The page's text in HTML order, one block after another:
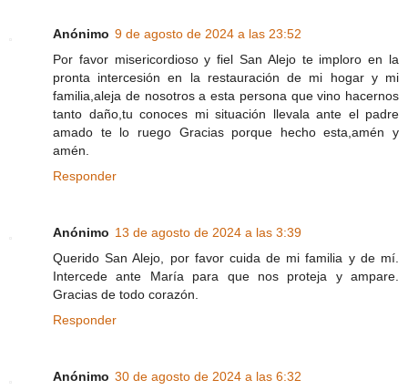
Anónimo 9 de agosto de 2024 a las 23:52
Por favor misericordioso y fiel San Alejo te imploro en la
pronta intercesión en la restauración de mi hogar y mi
familia,aleja de nosotros a esta persona que vino hacernos
tanto daño,tu conoces mi situación llevala ante el padre
amado te lo ruego Gracias porque hecho esta,amén y
amén.
Responder
Anónimo 13 de agosto de 2024 a las 3:39
Querido San Alejo, por favor cuida de mi familia y de mí.
Intercede ante María para que nos proteja y ampare.
Gracias de todo corazón.
Responder
Anónimo 30 de agosto de 2024 a las 6:32